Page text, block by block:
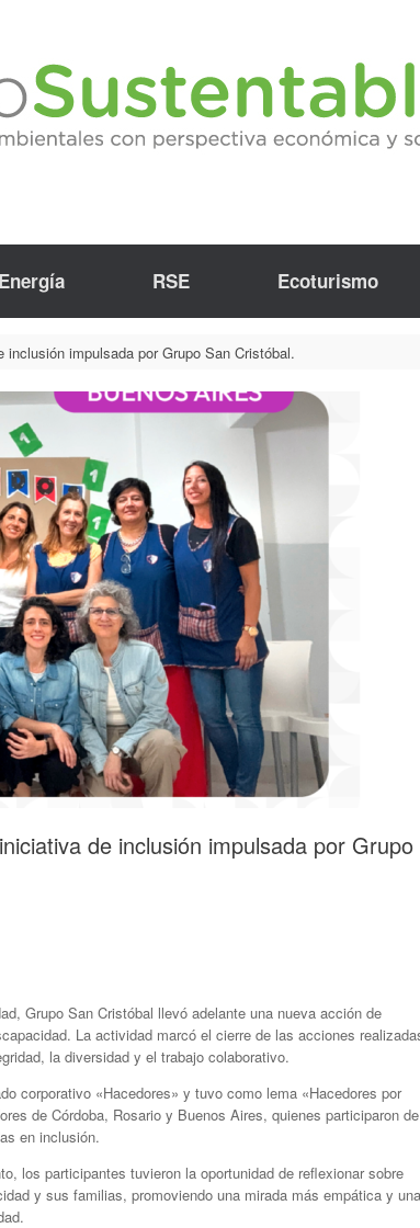
Energía RSE Ecoturismo
impulsada por Grupo San Cristóbal.
de inclusión impulsada por Grupo
Grupo San Cristóbal llevó adelante una nueva acción de
La actividad marcó el cierre de las acciones
la diversidad y el trabajo colaborativo.
corporativo «Hacedores» y tuvo como lema «Hacedores por
de Córdoba, Rosario y Buenos Aires, quienes participaron de
en inclusión.
los participantes tuvieron la oportunidad de reflexionar sobre
y sus familias, promoviendo una mirada más empática y una